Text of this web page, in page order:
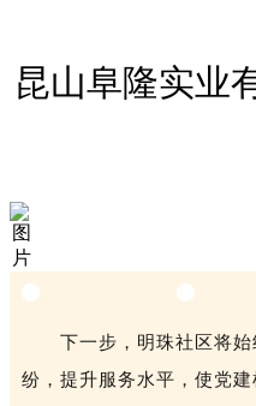
昆山阜隆实业
下一步，明珠社区将
纷，提升服务水平，使党建